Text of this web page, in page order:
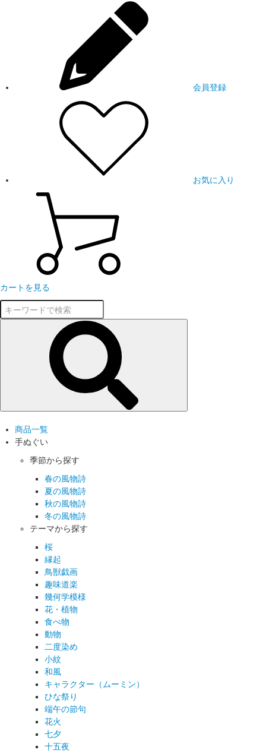
会員登録
お気に入り
カートを見る
商品一覧
手ぬぐい
季節から探す
春の風物詩
夏の風物詩
秋の風物詩
冬の風物詩
テーマから探す
桜
縁起
鳥獣戯画
趣味道楽
幾何学模様
花・植物
食べ物
動物
二度染め
小紋
和風
キャラクター（ムーミン）
ひな祭り
端午の節句
花火
七夕
十五夜